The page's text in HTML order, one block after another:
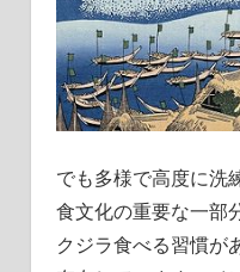
でも多様で高度に洗
食文化の重要な一部
クジラ食べる習慣が